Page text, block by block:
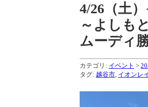
4/26（土
～よしも
ムーディ
カテゴリ: イベント >
タグ: 越谷市 イオンレ